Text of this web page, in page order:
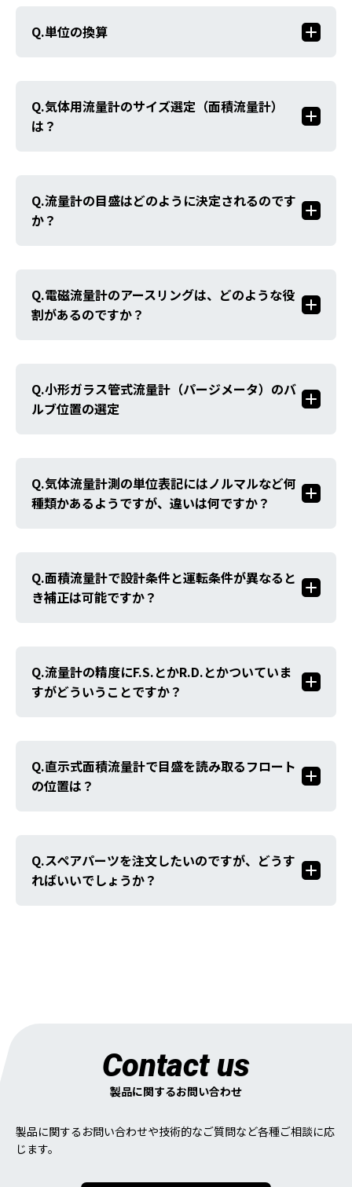
単位の換算
気体用流量計のサイズ選定（面積流量計）
は？
流量計の目盛はどのように決定されるのです
か？
電磁流量計のアースリングは、どのような役
割があるのですか？
小形ガラス管式流量計（パージメータ）のバ
ルブ位置の選定
気体流量計測の単位表記にはノルマルなど何
種類かあるようですが、違いは何ですか？
面積流量計で設計条件と運転条件が異なると
き補正は可能ですか？
流量計の精度にF.S.とかR.D.とかついていま
すがどういうことですか？
直示式面積流量計で目盛を読み取るフロート
の位置は？
スペアパーツを注文したいのですが、どうす
ればいいでしょうか？
Contact us
製品に関するお問い合わせ
製品に関するお問い合わせや技術的なご質問など各種ご相談に応
じます。